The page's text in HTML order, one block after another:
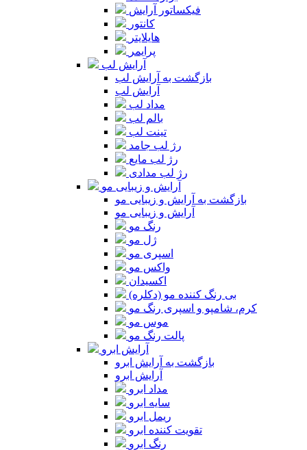
فیکساتور آرایش
کانتور
هایلایتر
پرایمر
آرایش لب
بازگشت به آرایش لب
آرایش لب
مداد لب
بالم لب
تینت لب
رژ لب جامد
رژ لب مایع
رژ لب مدادی
آرایش و زیبایی مو
بازگشت به آرایش و زیبایی مو
آرایش و زیبایی مو
رنگ مو
ژل مو
اسپری مو
واکس مو
اکسیدان
بی رنگ کننده مو (دکلره)
کرم، شامپو و اسپری رنگ مو
موس مو
پالت رنگ مو
آرایش ابرو
بازگشت به آرایش ابرو
آرایش ابرو
مداد ابرو
سایه ابرو
ریمل ابرو
تقویت کننده ابرو
رنگ ابرو